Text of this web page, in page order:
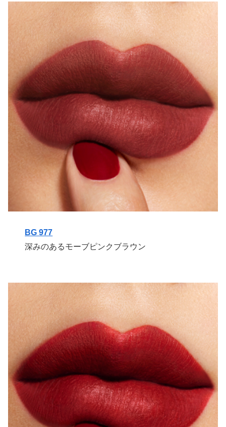
BG 977
深みのあるモーブピンクブラウン